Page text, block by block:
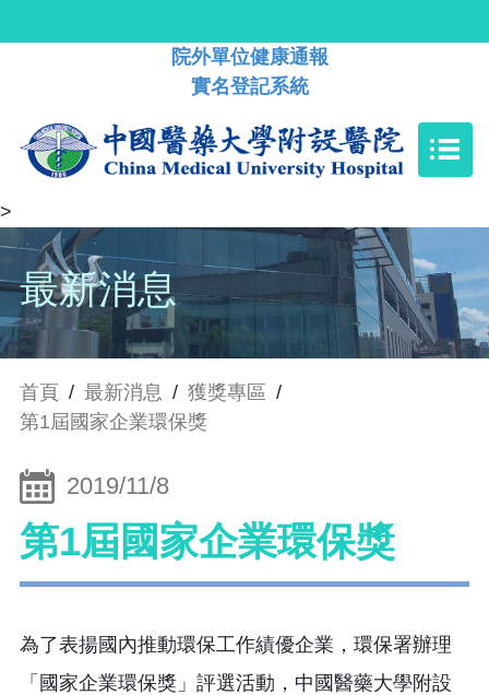
院外單位健康通報
實名登記系統
>
最新消息
首頁 / 最新消息 / 獲獎專區 /
第1屆國家企業環保獎
2019/11/8
第1屆國家企業環保獎
為了表揚國內推動環保工作績優企業，環保署辦理
「國家企業環保獎」評選活動，中國醫藥大學附設